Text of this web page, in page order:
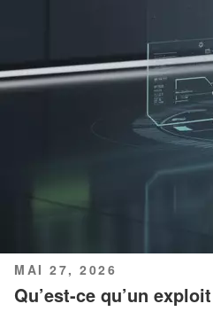
PUBLIÉ
LE
MAI 27, 2026
Qu’est-ce qu’un